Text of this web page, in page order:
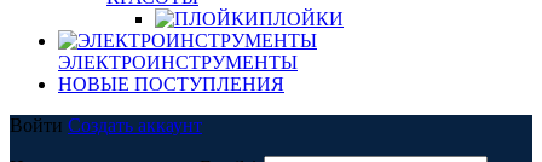
ПЛОЙКИ
ЭЛЕКТРОИНСТРУМЕНТЫ
НОВЫЕ ПОСТУПЛЕНИЯ
Войти Создать аккаунт